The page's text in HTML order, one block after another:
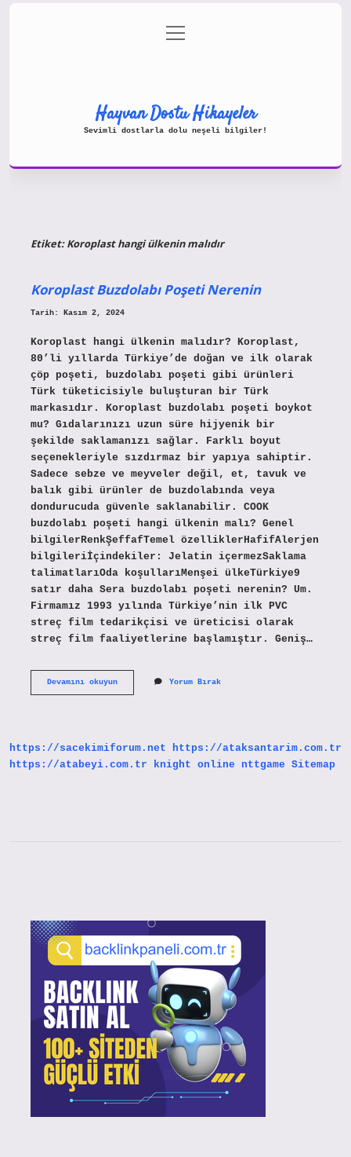
Gizlilik Politikası
menüyü
aç
Hayvan Dostu Hikayeler
Sevimli dostlarla dolu neşeli bilgiler!
Etiket:Koroplast hangi ülkenin malıdır
Koroplast Buzdolabı Poşeti Nerenin
Tarih: Kasım 2, 2024
Koroplast hangi ülkenin malıdır? Koroplast,
80’li yıllarda Türkiye’de doğan ve ilk olarak
çöp poşeti, buzdolabı poşeti gibi ürünleri
Türk tüketicisiyle buluşturan bir Türk
markasıdır. Koroplast buzdolabı poşeti boykot
mu? Gıdalarınızı uzun süre hijyenik bir
şekilde saklamanızı sağlar. Farklı boyut
seçenekleriyle sızdırmaz bir yapıya sahiptir.
Sadece sebze ve meyveler değil, et, tavuk ve
balık gibi ürünler de buzdolabında veya
dondurucuda güvenle saklanabilir. COOK
buzdolabı poşeti hangi ülkenin malı? Genel
bilgilerRenkŞeffafTemel özelliklerHafifAlerjen
bilgileriİçindekiler: Jelatin içermezSaklama
talimatlarıOda koşullarıMenşei ülkeTürkiye9
satır daha Sera buzdolabı poşeti nerenin? Um.
Firmamız 1993 yılında Türkiye’nin ilk PVC
streç film tedarikçisi ve üreticisi olarak
streç film faaliyetlerine başlamıştır. Geniş…
Devamını okuyunKoroplast
Yorum Bırak
https://sacekimiforum.net
https://ataksantarim.com.tr
https://atabeyi.com.tr
knight online nttgame Sitemap